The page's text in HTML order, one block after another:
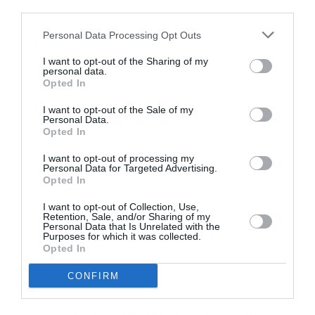
Personal Data Processing Opt Outs
I want to opt-out of the Sharing of my
personal data.
Opted In
I want to opt-out of the Sale of my
Personal Data.
Opted In
I want to opt-out of processing my
Personal Data for Targeted Advertising.
Opted In
I want to opt-out of Collection, Use,
Retention, Sale, and/or Sharing of my
Personal Data that Is Unrelated with the
Purposes for which it was collected.
Opted In
CONFIRM
εντυπώσεις του από το δείπνο δήλωσε ότι η
Μπριζίτ Μακρόνήταν «πολύ γοητευτική,
Γαλλία είναι τυχερή βρίσκεται στο πλευρό του
Προέδρου της μία τέτοια γυναίκα. Ο ηθοποιός,
ωστόσο, αρνήθηκε να απαντήσει στην ερώτηση
του μέσου για το τι ακριβώς συζήτησαν με την
Μπριζίτ Μακρόν. Σε βίντεο που δόθηκε στη
δημοσιότητα, πάντως, κάθονται δίπλα και
φαίνεται πως έχουν μία ευχάριστη συνομιλία.
Τόσο ηΜπριζίτ Μακρόν, όσο και η Βασίλισσα
Καμίλα ντύθηκαν στα μπλε, με την πρώτη να
έχει επιλέξει μια τουαλέτα με διαμαντένιες
λεπτομέρειες στο γιακά και το λαιμό, με ασορτί